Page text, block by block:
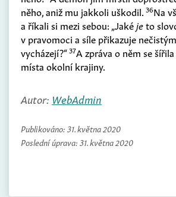
něho, aniž mu jakkoli uškodil. 36Na
a říkali si mezi sebou: „Jakéjeto
v pravomoci a síle přikazuje
vycházejí?“37A zpráva o něm se
místa okolní krajiny.
Autor: WebAdmin
Publikováno: 31. května 2020
Poslední úprava: 31. května 2020